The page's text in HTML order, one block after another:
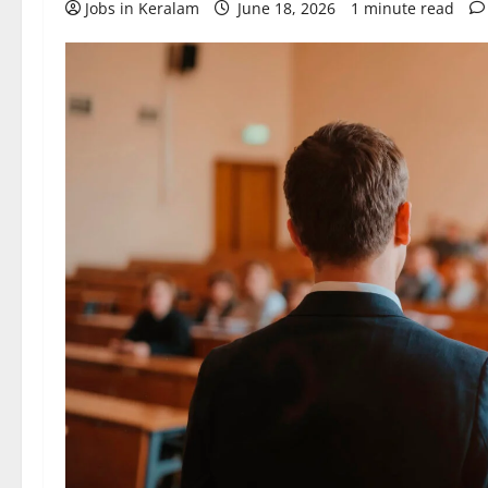
Jobs in Keralam June 18, 2026 1 minute read